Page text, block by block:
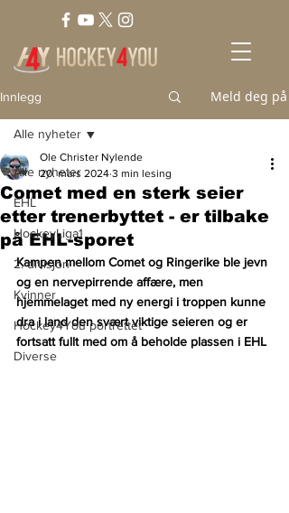
Innlegg Meld deg på
Alle nyheter
EHL
HockeyLiga1
2. divisjon
Kvinner
Hockey4You portrettet
Diverse
Alle nyheter
Comet med en sterk seier
etter trenerbyttet - er tilbake
på EHL-sporet
Ole Christer Nylende
20. mars 2024 3 min lesing
Kampen mellom Comet og Ringerike ble jevn
og en nervepirrende affære, men
hjemmelaget med ny energi i troppen kunne
dra i land den svært viktige seieren og er
fortsatt fullt med om å beholde plassen i EHL